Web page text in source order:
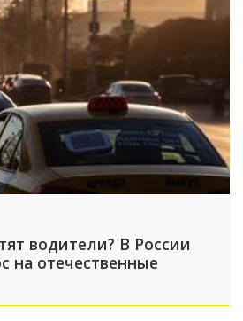
водители? В России
на отечественные